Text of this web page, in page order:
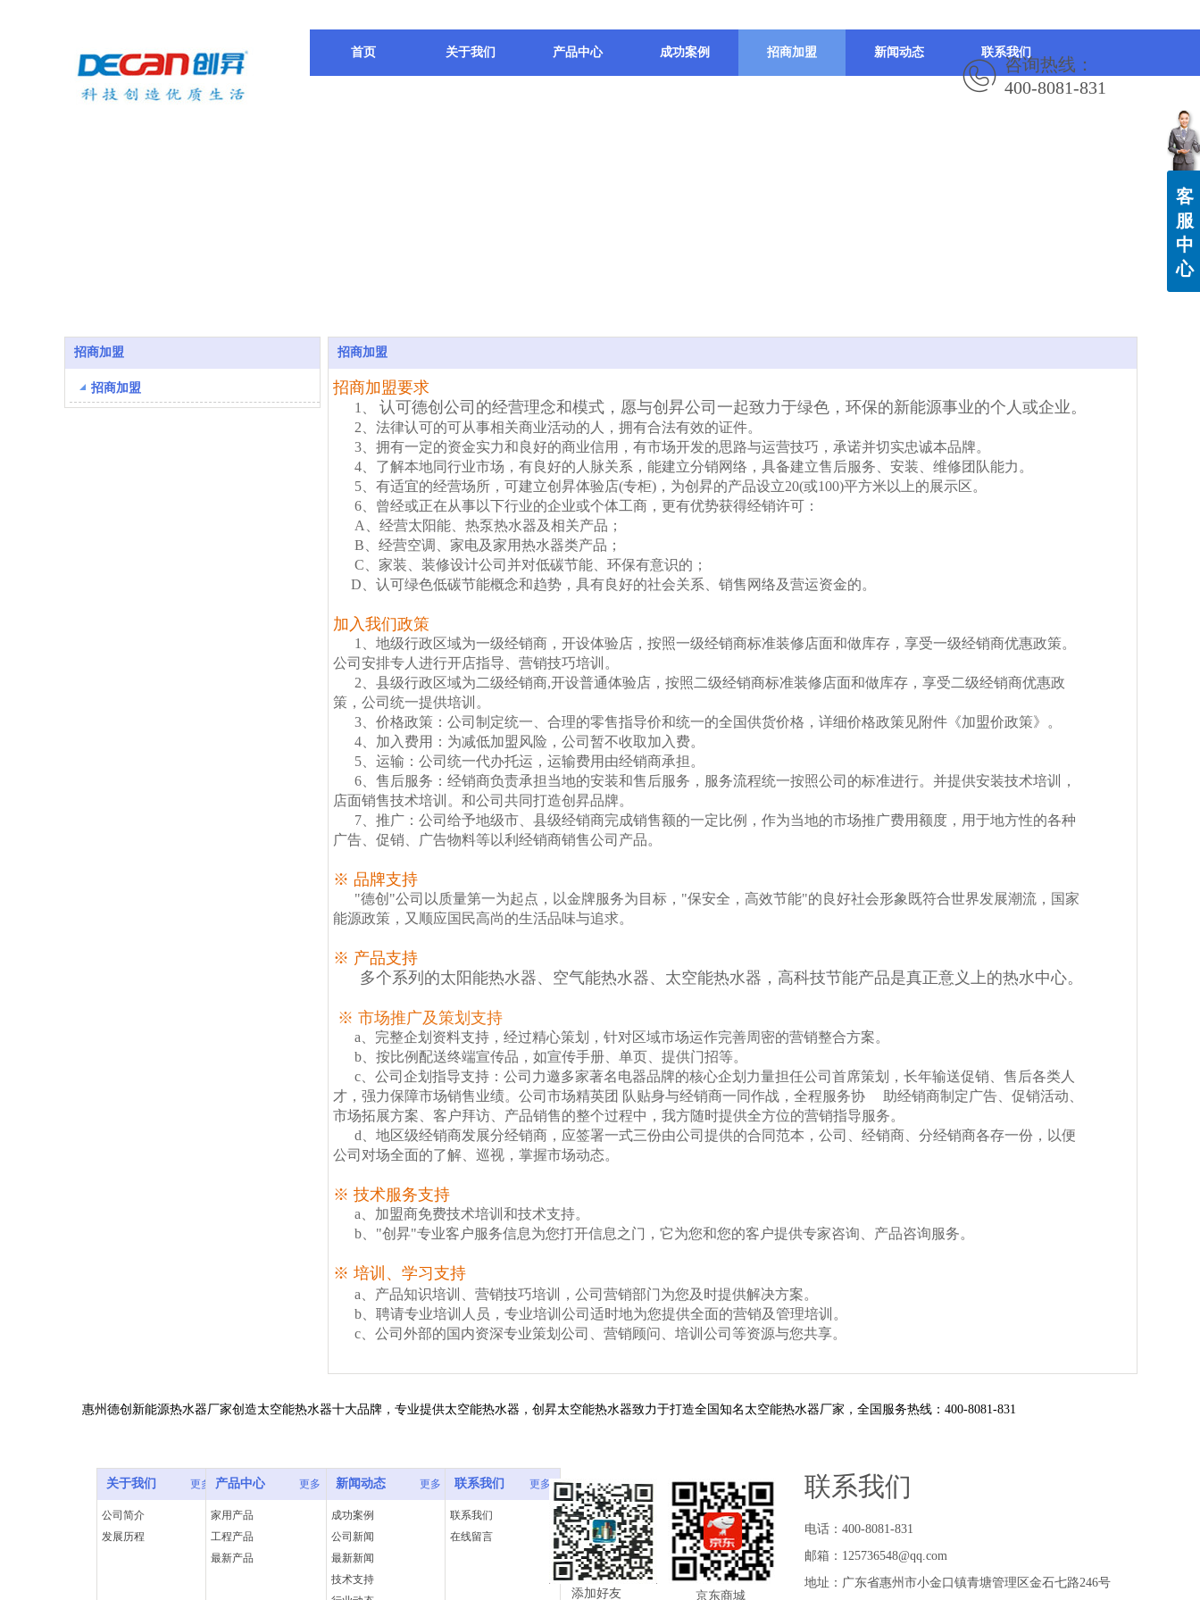
咨询热线：
400-8081-831
首页 关于我们 产品中心 成功案例 招商加盟 新闻动态 联系我们
招商加盟
招商加盟
招商加盟
招商加盟要求
1、 认可德创公司的经营理念和模式，愿与创昇公司一起致力于绿色，环保的新能源事业的个人或企业。
2、法律认可的可从事相关商业活动的人，拥有合法有效的证件。
3、拥有一定的资金实力和良好的商业信用，有市场开发的思路与运营技巧，承诺并切实忠诚本品牌。
4、了解本地同行业市场，有良好的人脉关系，能建立分销网络，具备建立售后服务、安装、维修团队能力。
5、有适宜的经营场所，可建立创昇体验店(专柜)，为创昇的产品设立20(或100)平方米以上的展示区。
6、曾经或正在从事以下行业的企业或个体工商，更有优势获得经销许可：
A、经营太阳能、热泵热水器及相关产品；
B、经营空调、家电及家用热水器类产品；
C、家装、装修设计公司并对低碳节能、环保有意识的；
D、认可绿色低碳节能概念和趋势，具有良好的社会关系、销售网络及营运资金的。
加入我们政策
1、地级行政区域为一级经销商，开设体验店，按照一级经销商标准装修店面和做库存，享受一级经销商优惠政策。
公司安排专人进行开店指导、营销技巧培训。
2、县级行政区域为二级经销商,开设普通体验店，按照二级经销商标准装修店面和做库存，享受二级经销商优惠政
策，公司统一提供培训。
3、价格政策：公司制定统一、合理的零售指导价和统一的全国供货价格，详细价格政策见附件《加盟价政策》。
4、加入费用：为减低加盟风险，公司暂不收取加入费。
5、运输：公司统一代办托运，运输费用由经销商承担。
6、售后服务：经销商负责承担当地的安装和售后服务，服务流程统一按照公司的标准进行。并提供安装技术培训，
店面销售技术培训。和公司共同打造创昇品牌。
7、推广：公司给予地级市、县级经销商完成销售额的一定比例，作为当地的市场推广费用额度，用于地方性的各种
广告、促销、广告物料等以利经销商销售公司产品。
※ 品牌支持
"德创"公司以质量第一为起点，以金牌服务为目标，"保安全，高效节能"的良好社会形象既符合世界发展潮流，国家
能源政策，又顺应国民高尚的生活品味与追求。
※ 产品支持
多个系列的太阳能热水器、空气能热水器、太空能热水器，高科技节能产品是真正意义上的热水中心。
※ 市场推广及策划支持
a、完整企划资料支持，经过精心策划，针对区域市场运作完善周密的营销整合方案。
b、按比例配送终端宣传品，如宣传手册、单页、提供门招等。
c、公司企划指导支持：公司力邀多家著名电器品牌的核心企划力量担任公司首席策划，长年输送促销、售后各类人
才，强力保障市场销售业绩。公司市场精英团 队贴身与经销商一同作战，全程服务协
助经销商制定广告、促销活动、
市场拓展方案、客户拜访、产品销售的整个过程中，我方随时提供全方位的营销指导服务。
d、地区级经销商发展分经销商，应签署一式三份由公司提供的合同范本，公司、经销商、分经销商各存一份，以便
公司对场全面的了解、巡视，掌握市场动态。
※ 技术服务支持
a、加盟商免费技术培训和技术支持。
b、"创昇"专业客户服务信息为您打开信息之门，它为您和您的客户提供专家咨询、产品咨询服务。
※ 培训、学习支持
a、产品知识培训、营销技巧培训，公司营销部门为您及时提供解决方案。
b、聘请专业培训人员，专业培训公司适时地为您提供全面的营销及管理培训。
c、公司外部的国内资深专业策划公司、营销顾问、培训公司等资源与您共享。
关于我们 更多
公司简介
发展历程
产品中心 更多
家用产品
工程产品
最新产品
新闻动态 更多
成功案例
公司新闻
最新新闻
技术支持
联系我们 更多
联系我们
在线留言
惠州德创新能源热水器厂家创造太空能热水器十大品牌，专业提供太空能热水器，创昇太空能热水器致力于打造全国知名太空能热水器厂家，全国服务热线：400-8081-831
联系我们
电话：400-8081-831
邮箱：125736548@qq.com
地址：广东省惠州市小金口镇青塘管理区金石七路246号
添加好友
京东商城
客
服
中
心